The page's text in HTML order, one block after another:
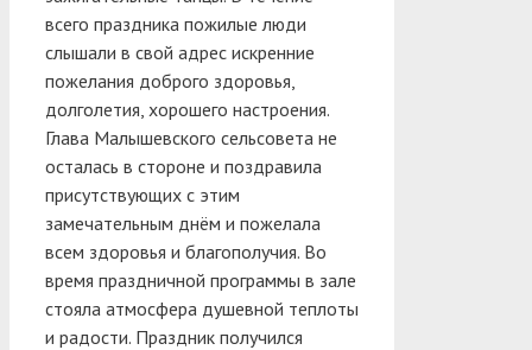
всего праздника пожилые люди
слышали в свой адрес искренние
пожелания доброго здоровья,
долголетия, хорошего настроения.
Глава Малышевского сельсовета не
осталась в стороне и поздравила
присутствующих с этим
замечательным днём и пожелала
всем здоровья и благополучия. Во
время праздничной программы в зале
стояла атмосфера душевной теплоты
и радости. Праздник получился